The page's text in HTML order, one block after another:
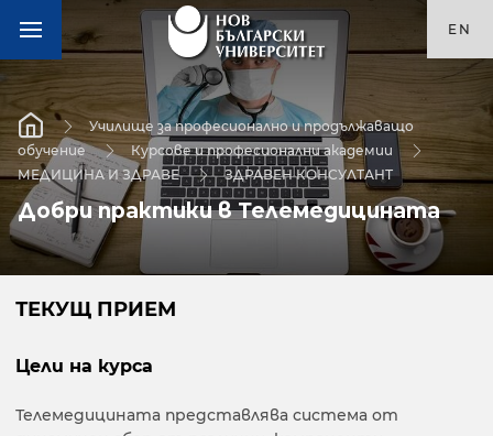
EN
Училище за професионално и продължаващо
обучение
Курсове и професионални академии
МЕДИЦИНА И ЗДРАВЕ
ЗДРАВЕН КОНСУЛТАНТ
Добри практики в Телемедицината
ТЕКУЩ ПРИЕМ
Цели на курса
Телемедицината представлява система от